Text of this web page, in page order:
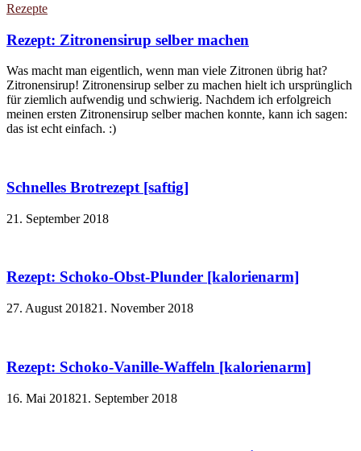
Rezepte
Rezept: Zitronensirup selber machen
Was macht man eigentlich, wenn man viele Zitronen übrig hat?
Zitronensirup! Zitronensirup selber zu machen hielt ich ursprünglich
für ziemlich aufwendig und schwierig. Nachdem ich erfolgreich
meinen ersten Zitronensirup selber machen konnte, kann ich sagen:
das ist echt einfach. :)
Schnelles Brotrezept [saftig]
21. September 2018
Rezept: Schoko-Obst-Plunder [kalorienarm]
27. August 201821. November 2018
Rezept: Schoko-Vanille-Waffeln [kalorienarm]
16. Mai 201821. September 2018